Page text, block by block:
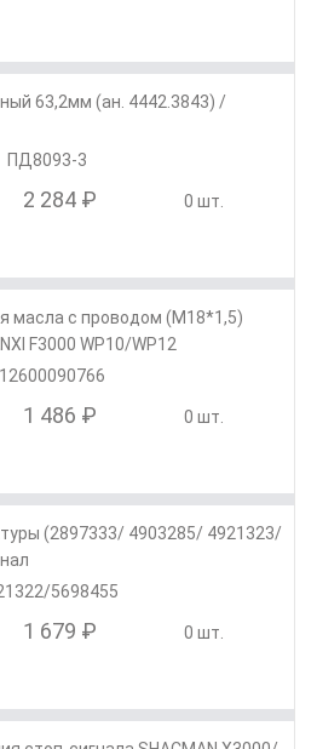
63,2мм (ан. 4442.3843) /
ПД8093-3
2 284 ₽ 0 шт.
масла с проводом (М18*1,5)
F3000 WP10/WP12
1 486 ₽ 0 шт.
(2897333/ 4903285/ 4921323/
5698455
1 679 ₽ 0 шт.